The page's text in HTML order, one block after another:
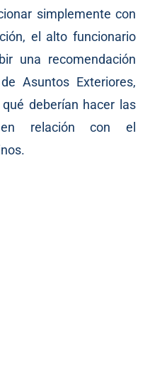
simplemente con
el alto funcionario
una recomendación
Asuntos Exteriores,
deberían hacer las
en relación con el